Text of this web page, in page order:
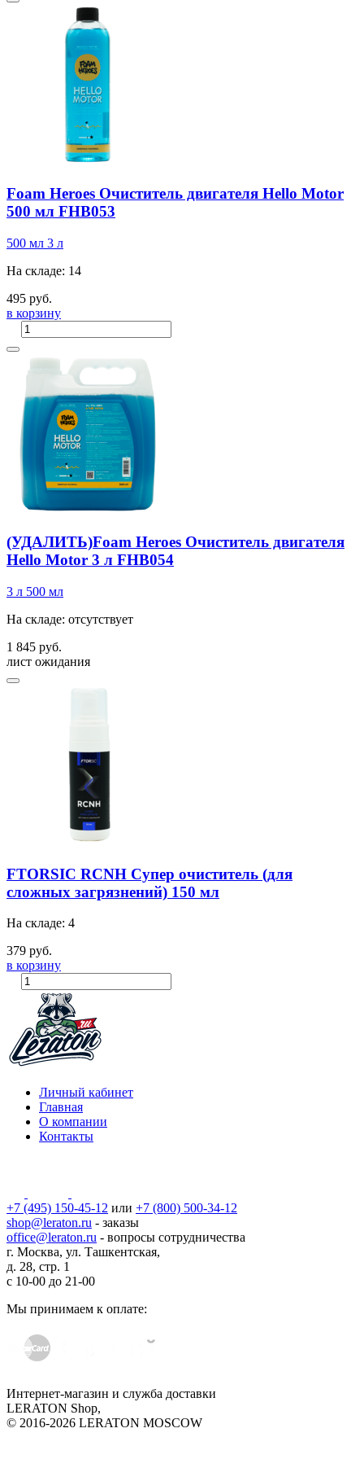
Foam Heroes Очиститель двигателя Hello Motor
500 мл FHB053
500 мл 3 л
На складе: 14
495 руб.
в корзину
(УДАЛИТЬ)Foam Heroes Очиститель двигателя
Hello Motor 3 л FHB054
3 л 500 мл
На складе: отсутствует
1 845 руб.
лист ожидания
FTORSIC RCNH Супер очиститель (для
сложных загрязнений) 150 мл
На складе: 4
379 руб.
в корзину
Личный кабинет
Главная
О компании
Контакты
+7 (495) 150-45-12 или +7 (800) 500-34-12
shop@leraton.ru - заказы
office@leraton.ru - вопросы сотрудничества
г. Москва, ул. Ташкентская,
д. 28, стр. 1
с 10-00 до 21-00
Мы принимаем к оплате:
Интернет-магазин и служба доставки
LERATON Shop,
© 2016-2026 LERATON MOSCOW